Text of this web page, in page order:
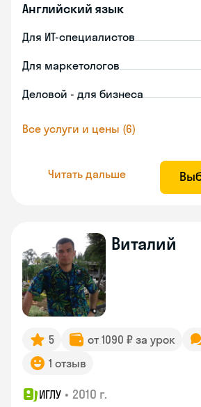
Английский язык
Для ИТ-специалистов
Для маркетологов
Деловой - для бизнеса
Все услуги и цены (6)
Читать дальше
Виталий
5 от 1090 ₽ за урок
1 отзыв
ИГЛУ • 2010 г.